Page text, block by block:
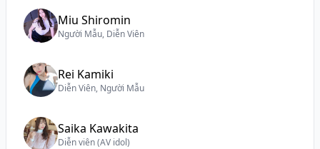
Miu Shiromin
Người Mẫu, Diễn Viên
Rei Kamiki
Diễn Viên, Người Mẫu
Saika Kawakita
Diễn viên (AV idol)